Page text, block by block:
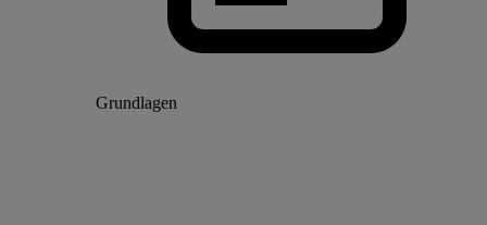
Grundlagen